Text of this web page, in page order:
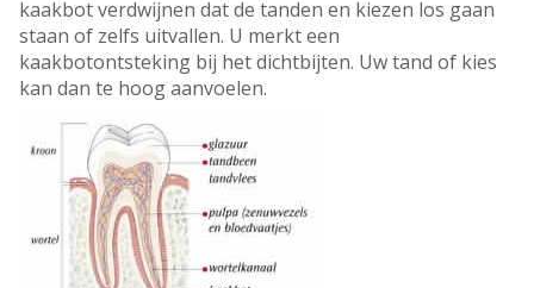
kaakbot verdwijnen dat de tanden en kiezen los gaan
staan of zelfs uitvallen. U merkt een
kaakbotontsteking bij het dichtbijten. Uw tand of kies
kan dan te hoog aanvoelen.